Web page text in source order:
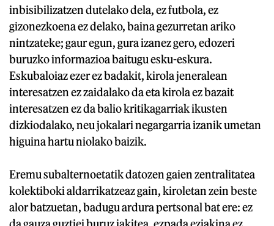
inbisibilizatzen dutelako dela, ez futbola, ez
gizonezkoena ez delako, baina gezurretan ariko
nintzateke; gaur egun, gura izanez gero, edozeri
buruzko informazioa baitugu esku-eskura.
Eskubaloiaz ezer ez badakit, kirola jeneralean
interesatzen ez zaidalako da eta kirola ez bazait
interesatzen ez da balio kritikagarriak ikusten
dizkiodalako, neu jokalari negargarria izanik umetan
higuina hartu niolako baizik.
Eremu subalternoetatik datozen gaien zentralitatea
kolektiboki aldarrikatzeaz gain, kiroletan zein beste
alor batzuetan, badugu ardura pertsonal bat ere: ez